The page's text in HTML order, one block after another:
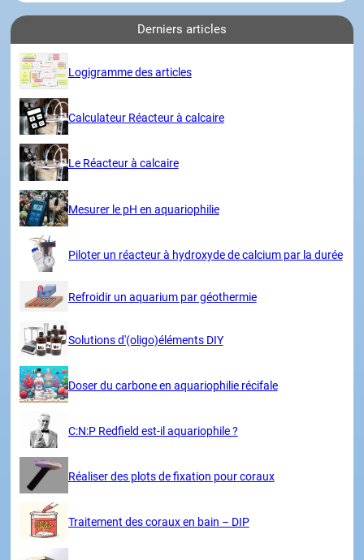
Derniers articles
Logigramme des articles
Calculateur Réacteur à calcaire
Le Réacteur à calcaire
Mesurer le pH en aquariophilie
Piloter un réacteur à hydroxyde de calcium par la durée
Refroidir un aquarium par géothermie
Solutions d'(oligo)éléments DIY
Doser du carbone en aquariophilie récifale
C:N:P Redfield est-il aquariophile ?
Réaliser des plots de fixation pour coraux
Traitement des coraux en bain – DIP